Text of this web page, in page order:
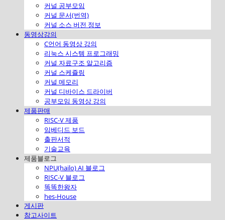
커널 공부모임
커널 문서(번역)
커널 소스 버전 정보
동영상강의
C언어 동영상 강의
리눅스 시스템 프로그래밍
커널 자료구조 알고리즘
커널 스케쥴링
커널 메모리
커널 디바이스 드라이버
공부모임 동영상 강의
제품판매
RISC-V 제품
임베디드 보드
출판서적
기술교육
제품블로그
NPU(hailo) AI 블로그
RISC-V 블로그
똑똑한왕자
hes-House
게시판
참고사이트